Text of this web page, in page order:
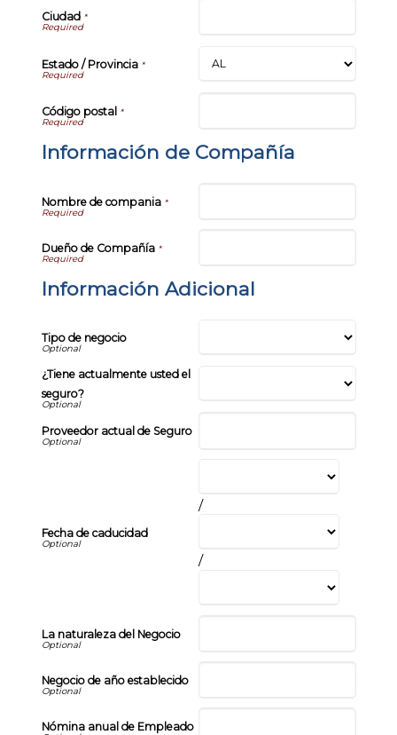
Ciudad*
Estado / Provincia*
Código postal *
Información de Compañía
Nombre de compania*
Dueño de Compañía*
Información Adicional
Tipo de negocio
¿Tiene actualmente usted el
seguro?
Proveedor actual de Seguro
Fecha de caducidad
/
/
La naturaleza del Negocio
Negocio de año establecido
Nómina anual de Empleado